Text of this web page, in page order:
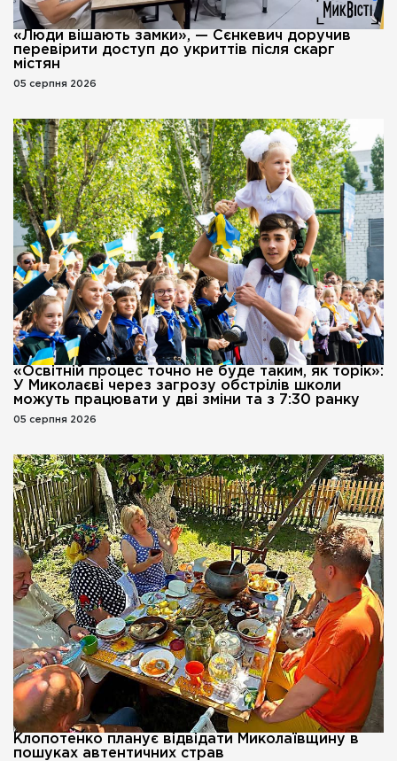
«Люди вішають замки», — Сєнкевич доручив
перевірити доступ до укриттів після скарг
містян
05 серпня 2026
«Освітній процес точно не буде таким, як торік»:
У Миколаєві через загрозу обстрілів школи
можуть працювати у дві зміни та з 7:30 ранку
05 серпня 2026
Клопотенко планує відвідати Миколаївщину в
пошуках автентичних страв